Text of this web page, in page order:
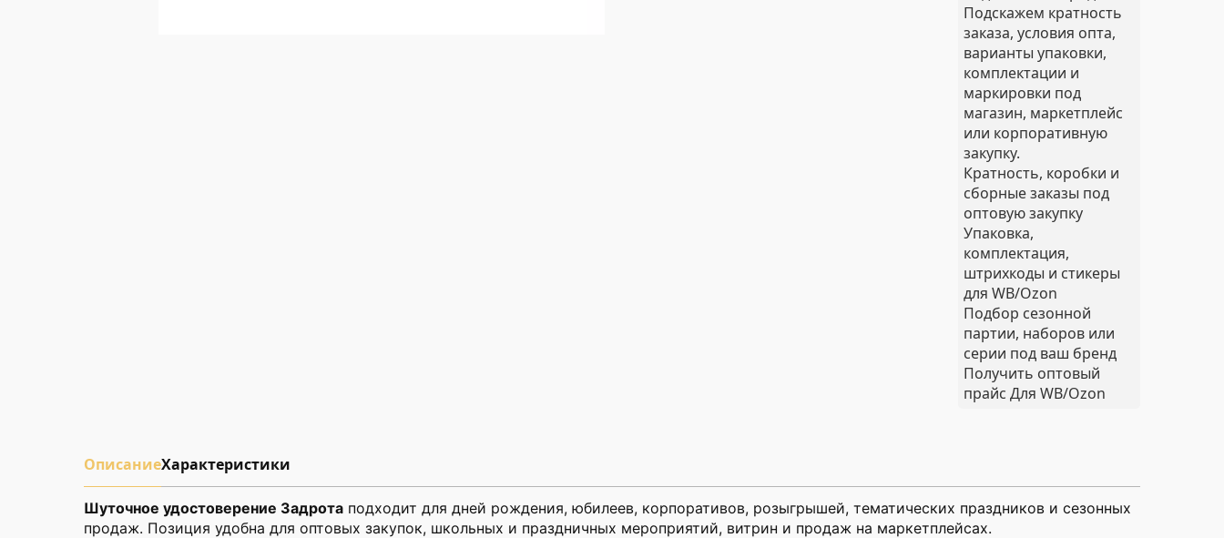
Подскажем кратность
заказа, условия опта,
варианты упаковки,
комплектации и
маркировки под
магазин, маркетплейс
или корпоративную
закупку.
Кратность, коробки и
сборные заказы под
оптовую закупку
Упаковка,
комплектация,
штрихкоды и стикеры
для WB/Ozon
Подбор сезонной
партии, наборов или
серии под ваш бренд
Получить оптовый
прайс Для WB/Ozon
ОписаниеХарактеристики
Шуточное удостоверение Задрота подходит для дней рождения, юбилеев, корпоративов, розыгрышей, тематических праздников и сезонных
продаж. Позиция удобна для оптовых закупок, школьных и праздничных мероприятий, витрин и продаж на маркетплейсах.